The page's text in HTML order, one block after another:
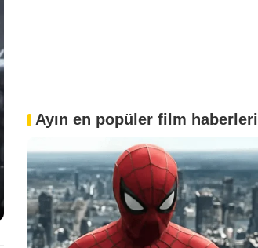
Ayın en popüler film haberleri